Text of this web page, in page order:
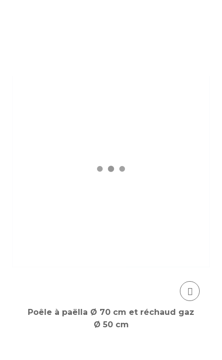
Poêle à paëlla Ø 70 cm et réchaud gaz
Ø 50 cm